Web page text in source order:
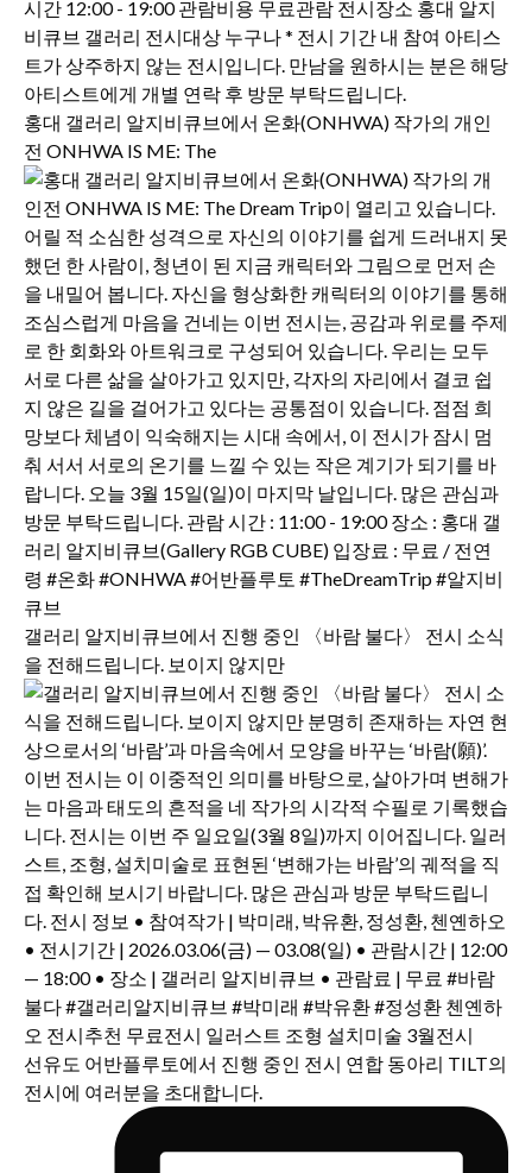
홍대 갤러리 알지비큐브에서 온화(ONHWA) 작가의 개인
전 ONHWA IS ME: The
갤러리 알지비큐브에서 진행 중인 〈바람 불다〉 전시 소식
을 전해드립니다. 보이지 않지만
선유도 어반플루토에서 진행 중인 전시 연합 동아리 TILT의
전시에 여러분을 초대합니다.